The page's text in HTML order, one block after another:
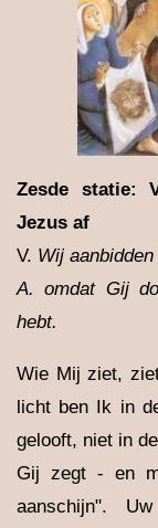
Zesde statie:
Jezus af
V. Wij
A.omdat Gij
hebt.
Wie Mij ziet,
licht ben Ik in
gelooft, niet in
Gij zegt - en
aanschijn".